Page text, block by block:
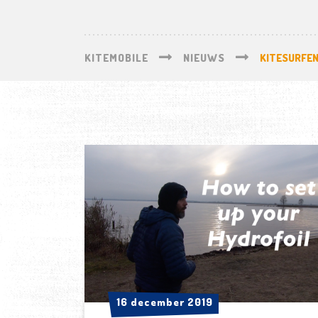
KITEMOBILE NIEUWS
16 december 2019
16 december 2019